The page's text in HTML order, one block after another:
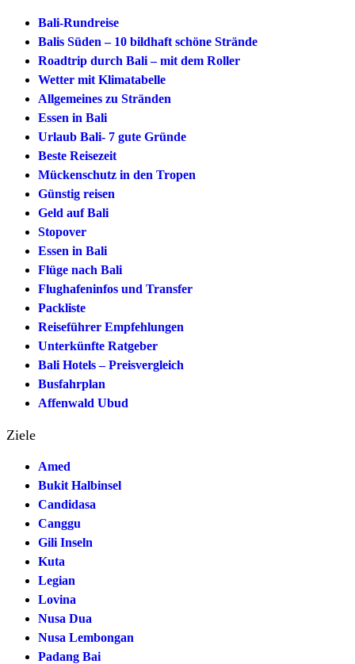
Bali-Rundreise
Balis Süden – 10 bildhaft schöne Strände
Roadtrip durch Bali – mit dem Roller
Wetter mit Klimatabelle
Allgemeines zu Stränden
Essen in Bali
Urlaub Bali- 7 gute Gründe
Beste Reisezeit
Mückenschutz in den Tropen
Günstig reisen
Geld auf Bali
Stopover
Essen in Bali
Flüge nach Bali
Flughafeninfos und Transfer
Packliste
Reiseführer Empfehlungen
Unterkünfte Ratgeber
Bali Hotels – Preisvergleich
Busfahrplan
Affenwald Ubud
Ziele
Amed
Bukit Halbinsel
Candidasa
Canggu
Gili Inseln
Kuta
Legian
Lovina
Nusa Dua
Nusa Lembongan
Padang Bai